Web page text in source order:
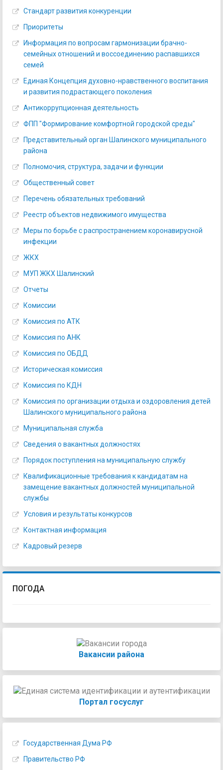
Стандарт развития конкуренции
Приоритеты
Информация по вопросам гармонизации брачно-
семейных отношений и воссоединению распавшихся
семей
Единая Концепция духовно-нравственного воспитания
и развития подрастающего поколения
Антикоррупционная деятельность
ФПП "Формирование комфортной городской среды"
Представительный орган Шалинского муниципального
района
Полномочия, структура, задачи и функции
Общественный совет
Перечень обязательных требований
Реестр объектов недвижимого имущества
Меры по борьбе с распространением коронавирусной
инфекции
ЖКХ
МУП ЖКХ Шалинский
Отчеты
Комиссии
Комиссия по АТК
Комиссия по АНК
Комиссия по ОБДД
Историческая комиссия
Комиссия по КДН
Комиссия по организации отдыха и оздоровления детей
Шалинского муниципального района
Муниципальная служба
Сведения о вакантных должностях
Порядок поступления на муниципальную службу
Квалификационные требования к кандидатам на
замещение вакантных должностей муниципальной
службы
Условия и результаты конкурсов
Контактная информация
Кадровый резерв
ПОГОДА
Вакансии района
Портал госуслуг
Государственная Дума РФ
Правительство РФ